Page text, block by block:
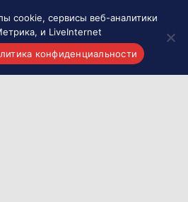
cookie, сервисы веб-аналитики
и LiveInternet
конфиденциальности